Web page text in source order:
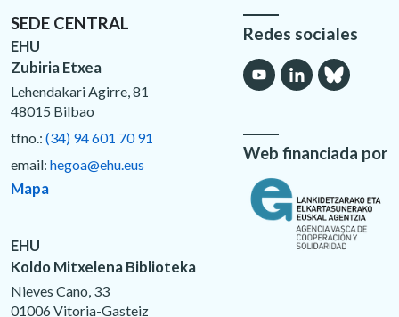
SEDE CENTRAL
EHU
Zubiria Etxea
Lehendakari Agirre, 81
48015 Bilbao
tfno.: (34) 94 601 70 91
email: hegoa@ehu.eus
Mapa
EHU
Koldo Mitxelena Biblioteka
Nieves Cano, 33
01006 Vitoria-Gasteiz
Redes sociales
Web financiada por